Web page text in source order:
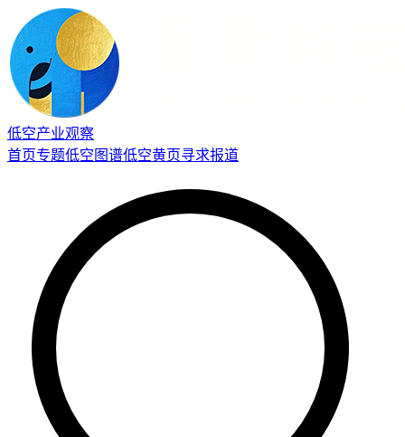
低空产业观察
首页专题低空图谱低空黄页寻求报道